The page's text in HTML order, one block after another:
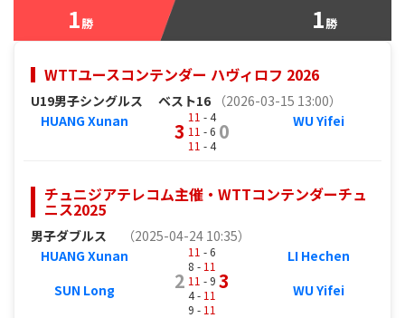
1勝 1勝
WTTユースコンテンダー ハヴィロフ 2026
U19男子シングルス ベスト16
（2026-03-15 13:00）
HUANG Xunan
3
11 - 4
11 - 6
11 - 4
0 WU Yifei
チュニジアテレコム主催・WTTコンテンダーチュ
ニス2025
男子ダブルス
（2025-04-24 10:35）
HUANG Xunan
SUN Long
2
11 - 6
8 - 11
11 - 9
4 - 11
9 - 11
3
LI Hechen
WU Yifei